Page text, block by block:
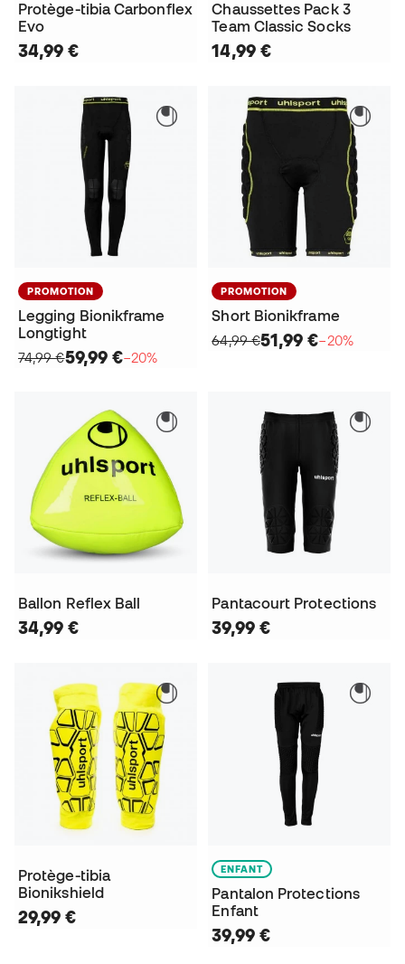
Protège-tibia Carbonflex
Evo
34,99 €
Chaussettes Pack 3
Team Classic Socks
14,99 €
PROMOTION
Legging Bionikframe
Longtight
74,99 €59,99 €−20%
PROMOTION
Short Bionikframe
64,99 €51,99 €−20%
Ballon Reflex Ball
34,99 €
Pantacourt Protections
39,99 €
Protège-tibia
Bionikshield
29,99 €
ENFANT
Pantalon Protections
Enfant
39,99 €